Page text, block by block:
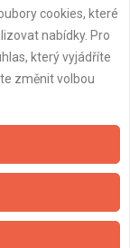
cookies, které
nabídky. Pro
který vyjádříte
změnit volbou